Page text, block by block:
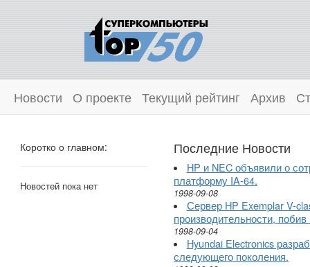
Новости О проекте Текущий рейтинг Архив
Коротко о главном:
Новостей пока нет
Последние Новости
HP и NEC объявили о
платформу IA-64.
1998-09-08
Сервер HP Exemplar V-
производительности,
1998-09-04
Hyundai Electronics
следующего поколения.